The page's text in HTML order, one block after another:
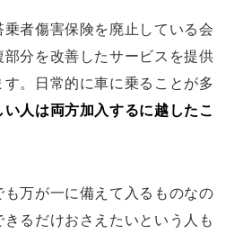
者傷害保険を廃止している会
分を改善したサービスを提供
。日常的に車に乗ることが多
人は両方加入するに越したこ
万が一に備えて入るものなの
るだけおさえたいという人も